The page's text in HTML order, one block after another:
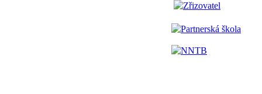
Zřizovatel
Partnerská škola
NNTB